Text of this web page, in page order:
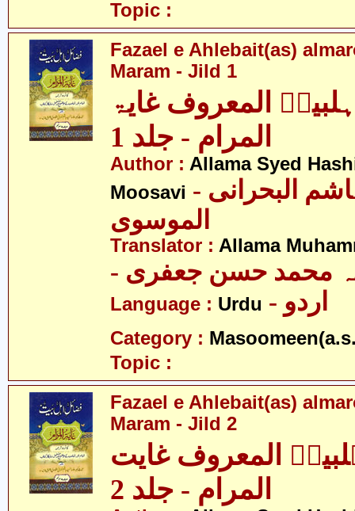
Topic :
Fazael e Ahlebait(as)
Maram - Jild 1
المعروف غایۃ
المرام - جلد 1
Author : Allama Syed
Moosavi - علامہ سید ہاشم البحرانی
الموسوی
Translator : Allama
محمد حسن جعفری
Language : Urdu - اردو
Category :
Topic :
Fazael e Ahlebait(as)
Maram - Jild 2
المعروف غایت
المرام - جلد 2